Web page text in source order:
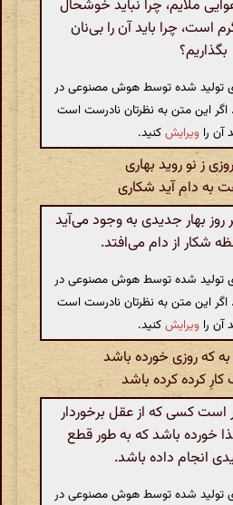
ملایم، چرا نباید خوشحال
است، چرا باید آن را بی‌نان
بگذاریم؟
تولید شده توسط هوش مصنوعی در
اگر این متن به نظرتان نادرست است
آن را ویرایشکنید.
ز نو روید بهاری
به دام آید شکاری
بهار جدیدی به وجود می‌آید
شکار از دام می‌افتد.
تولید شده توسط هوش مصنوعی در
اگر این متن به نظرتان نادرست است
آن را ویرایشکنید.
که روزی خورده باشد
کرده کرده باشد
کسی که از عقل برخوردار
خورده باشد که به طور قطع
انجام داده باشد.
تولید شده توسط هوش مصنوعی در